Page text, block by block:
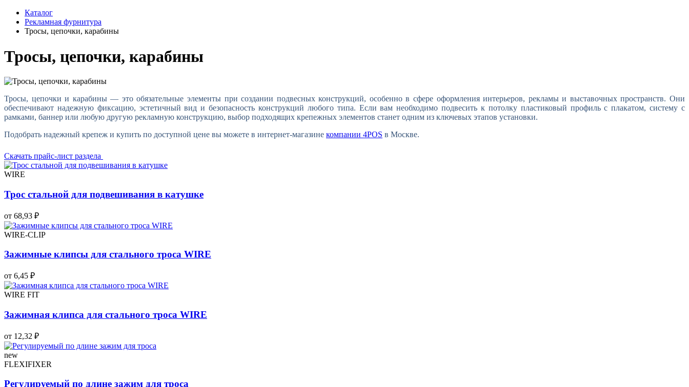
Каталог
Рекламная фурнитура
Тросы, цепочки, карабины
Тросы, цепочки, карабины
Тросы, цепочки и карабины — это обязательные элементы при создании подвесных конструкций, особенно в сфере оформления интерьеров, рекламы и выставочных пространств. Они
обеспечивают надежную фиксацию, эстетичный вид и безопасность конструкций любого типа. Если вам необходимо подвесить к потолку пластиковый профиль с плакатом, систему с
рамками, баннер или любую другую рекламную конструкцию, выбор подходящих крепежных элементов станет одним из ключевых этапов установки.
Подобрать надежный крепеж и купить по доступной цене вы можете в интернет-магазине компании 4POS в Москве.
Скачать прайс-лист раздела
WIRE
Трос стальной для подвешивания в катушке
от 68,93 ₽
WIRE-CLIP
Зажимные клипсы для стального троса WIRE
от 6,45 ₽
WIRE FIT
Зажимная клипса для стального троса WIRE
от 12,32 ₽
new
FLEXIFIXER
Регулируемый по длине зажим для троса